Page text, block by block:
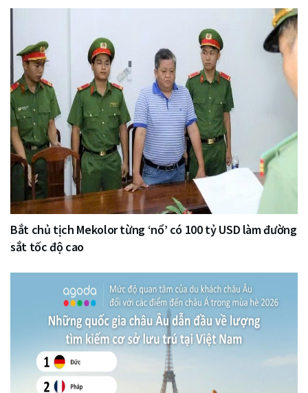
Bắt chủ tịch Mekolor từng ‘nổ’ có 100 tỷ USD làm đường
sắt tốc độ cao